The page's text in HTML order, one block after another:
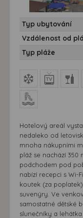
10/11 nocí
Typ ubytování
Vzdálenost od
Typ pláže
Hotelový areál
nedaleko od
mnoha nákupními
pláž se nachází 350
podchodem pod
nabízí recepci s Wi-
koutek (za
suvenýry. Ve
samostatné dětské
slunečníky a